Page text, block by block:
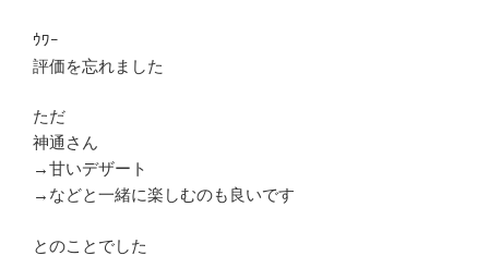
ｳﾜｰ
評価を忘れました
ただ
神通さん
→甘いデザート
→などと一緒に楽しむのも良いです
とのことでした